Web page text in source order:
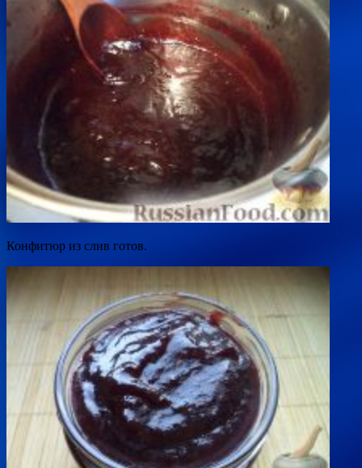
Конфитюр из слив готов.